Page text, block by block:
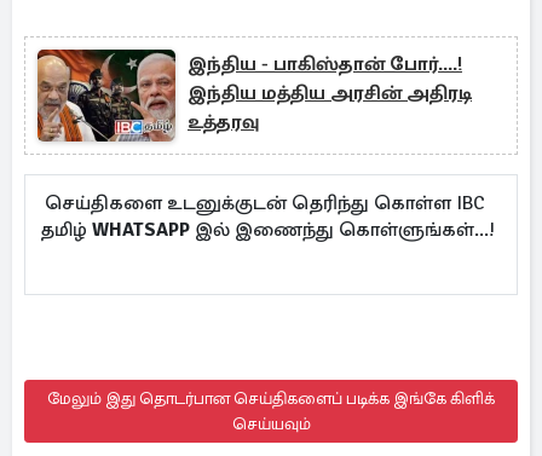
இந்திய - பாகிஸ்தான் போர்....!
இந்திய மத்திய அரசின் அதிரடி
உத்தரவு
செய்திகளை உடனுக்குடன் தெரிந்து கொள்ள IBC
தமிழ் WHATSAPP இல் இணைந்து கொள்ளுங்கள்...!
மேலும் இது தொடர்பான செய்திகளைப் படிக்க இங்கே கிளிக்
செய்யவும்